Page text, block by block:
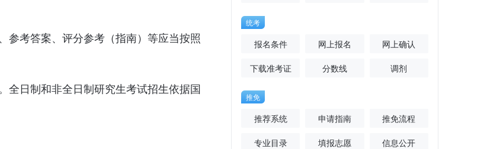
参考答案、评分参考（指南）等应当按照
全日制和非全日制研究生考试招生依据国
统考
报名条件 网上报名 网上确认
下载准考证 分数线 调剂
推免
推荐系统 申请指南 推免流程
专业目录 填报志愿 信息公开